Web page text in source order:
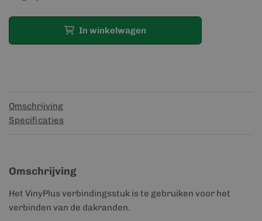
In winkelwagen
Omschrijving
Specificaties
Omschrijving
Het VinyPlus verbindingsstuk is te gebruiken voor het
verbinden van de dakranden.